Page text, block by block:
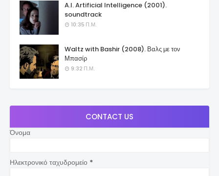
A.I. Artificial Intelligence (2001).
soundtrack
10:35 Π.Μ.
Waltz with Bashir (2008). Βαλς με τον
Μπασίρ
9:32 Π.Μ.
CONTACT US
Όνομα
Ηλεκτρονικό ταχυδρομείο *